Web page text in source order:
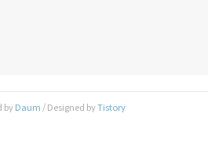
by Daum / Designed byTistory